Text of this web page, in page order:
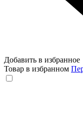
Добавить в избранное
Товар в избранном